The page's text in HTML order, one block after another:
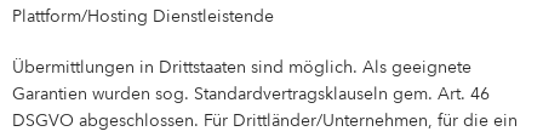
Plattform/Hosting Dienstleistende
Übermittlungen in Drittstaaten sind möglich. Als geeignete
Garantien wurden sog. Standardvertragsklauseln gem. Art. 46
DSGVO abgeschlossen. Für Drittländer/Unternehmen, für die ein